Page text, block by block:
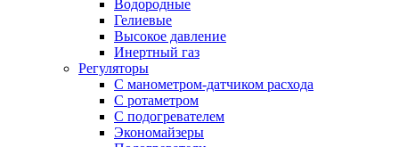
Водородные
Гелиевые
Высокое давление
Инертный газ
Регуляторы
С манометром-датчиком расхода
С ротаметром
С подогревателем
Экономайзеры